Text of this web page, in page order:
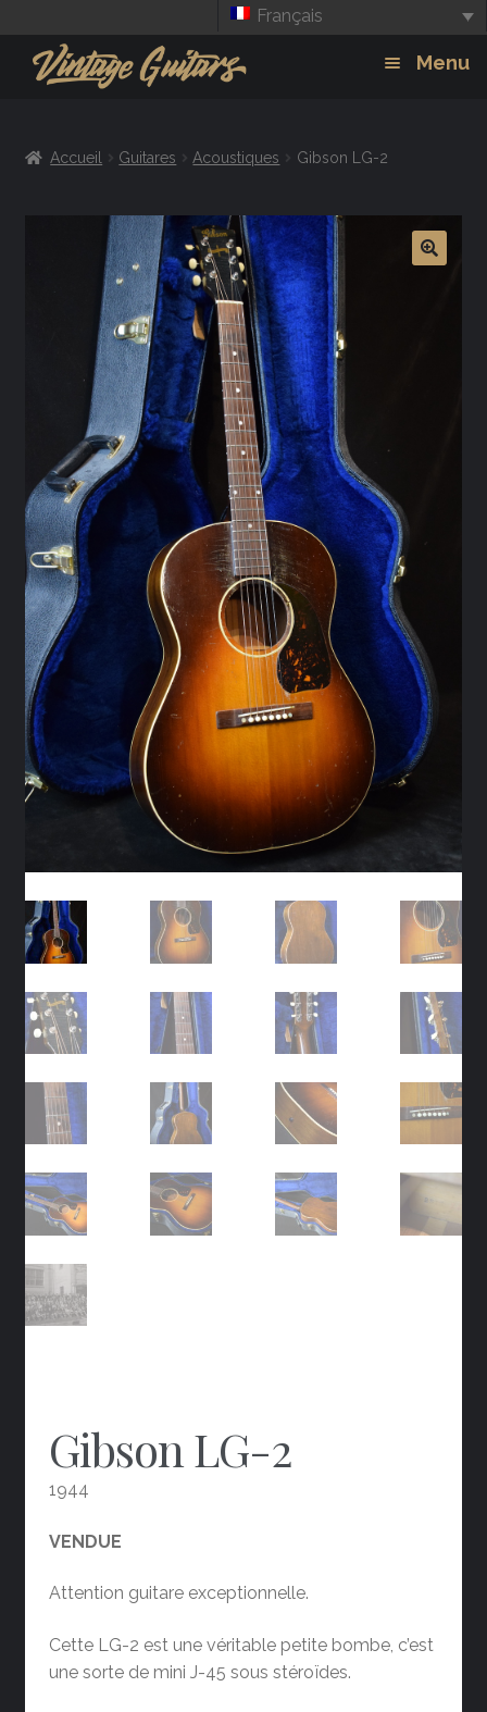
Français
Menu
Amplis
Effets
Accueil Guitares Acoustiques Gibson LG-2
Gibson LG-2
1944
VENDUE
Attention guitare exceptionnelle.
Cette LG-2 est une véritable petite bombe, c’est
une sorte de mini J-45 sous stéroïdes.